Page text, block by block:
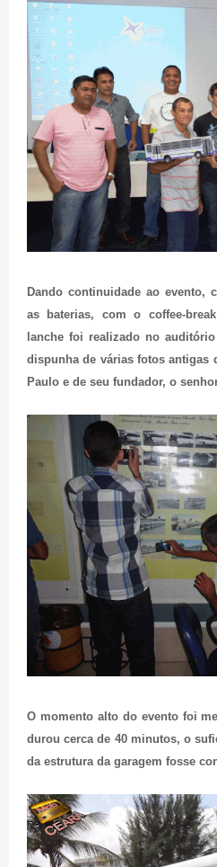
Dando continuidade ao evento,
as baterias, com o coffee-
lanche foi realizado no
dispunha de várias fotos antigas
Paulo e de seu fundador, o
O momento alto do evento foi
durou cerca de 40 minutos, o
da estrutura da garagem fosse